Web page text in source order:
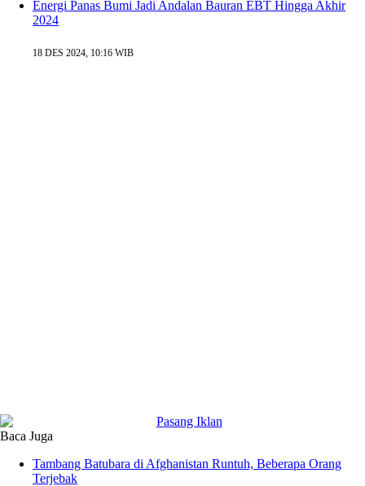
Energi Panas Bumi Jadi Andalan Bauran EBT Hingga Akhir
2024
18 DES 2024, 10:16 WIB
Baca Juga
Tambang Batubara di Afghanistan Runtuh, Beberapa Orang
Terjebak